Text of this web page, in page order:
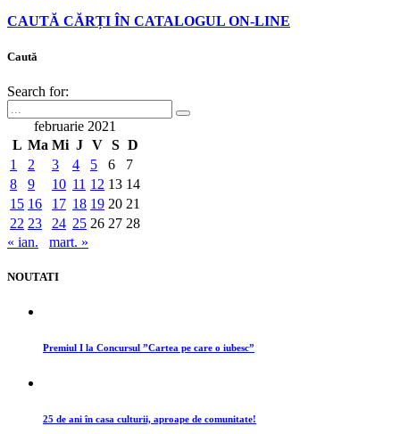
CAUTĂ CĂRȚI ÎN CATALOGUL ON-LINE
Caută
Search for:
februarie 2021
L Ma Mi J V S D
1
2 3 4 5 6
7
8
9 10 11 12 13 14
15 16 17 18 19 20 21
22 23 24 25 26 27 28
« ian.
mart. »
NOUTATI
Premiul I la Concursul ”Cartea pe care o iubesc”
25 de ani în casa culturii, aproape de comunitate!